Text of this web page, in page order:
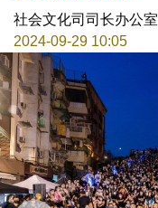
社会文化司司长办公室
2024-09-29 10:05